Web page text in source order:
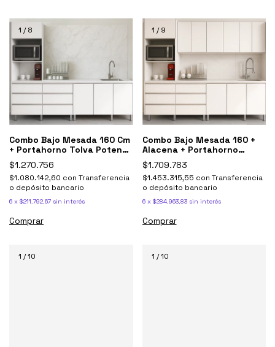
1 /8
Combo Bajo Mesada 160 Cm
+ Portahorno Tolva Potenza
Blanco
$1.270.756
$1.080.142,60 con Transferencia
o depósito bancario
6 x $211.792,67 sin interés
Comprar
1 /9
Combo Bajo Mesada 160 +
Alacena + Portahorno
Potenza Blanco
$1.709.783
$1.453.315,55 con Transferencia
o depósito bancario
6 x $284.963,83 sin interés
Comprar
1 /10 1 /10